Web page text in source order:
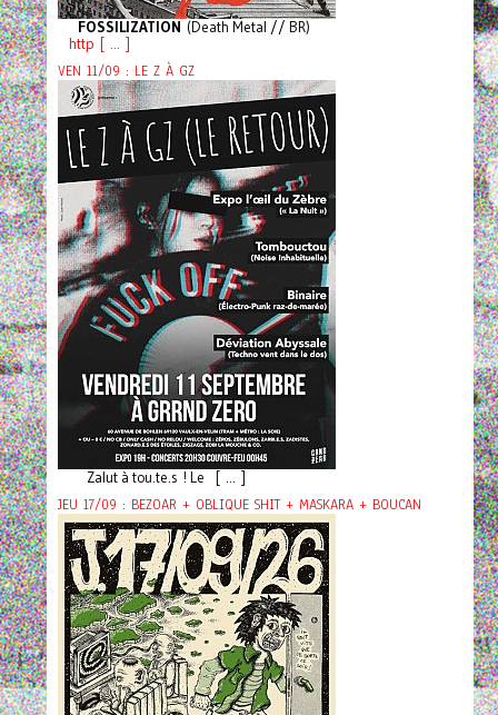
FOSSILIZATION (Death Metal // BR)
http [ ... ]
VEN 11/09 : LE Z À GZ
Zalut à tou.te.s ! Le [ ... ]
JEU 17/09 : BEZOAR + OBLIQUE SHIT + MASKARA + BOUCAN